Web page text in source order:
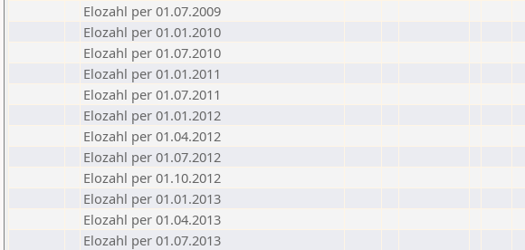
Elozahl per 01.07.2009
Elozahl per 01.01.2010
Elozahl per 01.07.2010
Elozahl per 01.01.2011
Elozahl per 01.07.2011
Elozahl per 01.01.2012
Elozahl per 01.04.2012
Elozahl per 01.07.2012
Elozahl per 01.10.2012
Elozahl per 01.01.2013
Elozahl per 01.04.2013
Elozahl per 01.07.2013